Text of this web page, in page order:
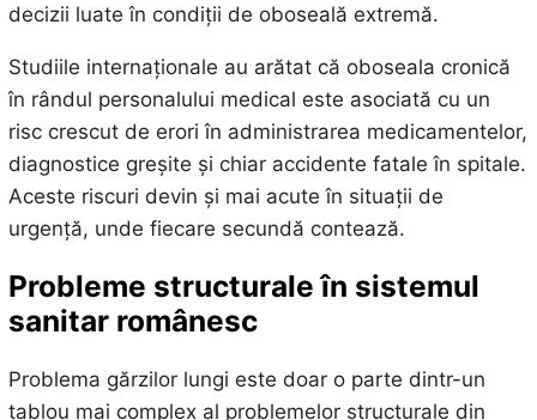
decizii luate în condiții de oboseală extremă.
Studiile internaționale au arătat că oboseala cronică
în rândul personalului medical este asociată cu un
risc crescut de erori în administrarea medicamentelor,
diagnostice greșite și chiar accidente fatale în spitale.
Aceste riscuri devin și mai acute în situații de
urgență, unde fiecare secundă contează.
Probleme structurale în sistemul
sanitar românesc
Problema gărzilor lungi este doar o parte dintr-un
tablou mai complex al problemelor structurale din